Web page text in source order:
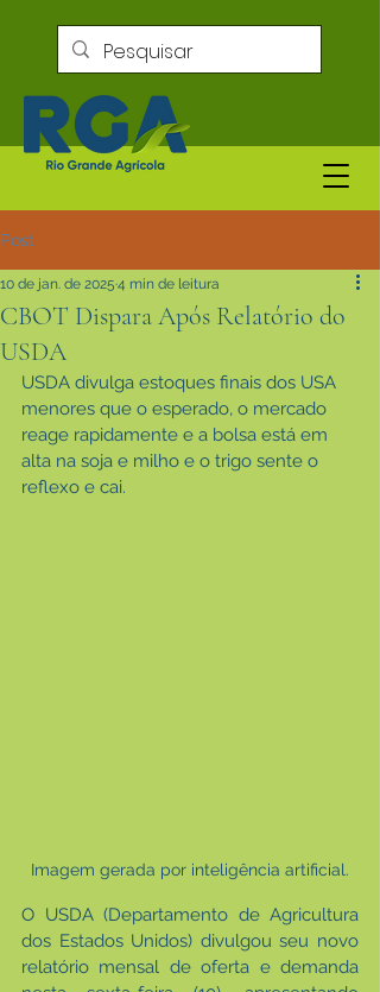
Post
CBOT Dispara Após Relatório do
USDA
10 de jan. de 2025 4 min de leitura
USDA divulga estoques finais dos USA
menores que o esperado, o mercado
reage rapidamente e a bolsa está em
alta na soja e milho e o trigo sente o
reflexo e cai.
Imagem gerada por inteligência artificial.
O USDA (Departamento de Agricultura
dos Estados Unidos) divulgou seu novo
relatório mensal de oferta e demanda